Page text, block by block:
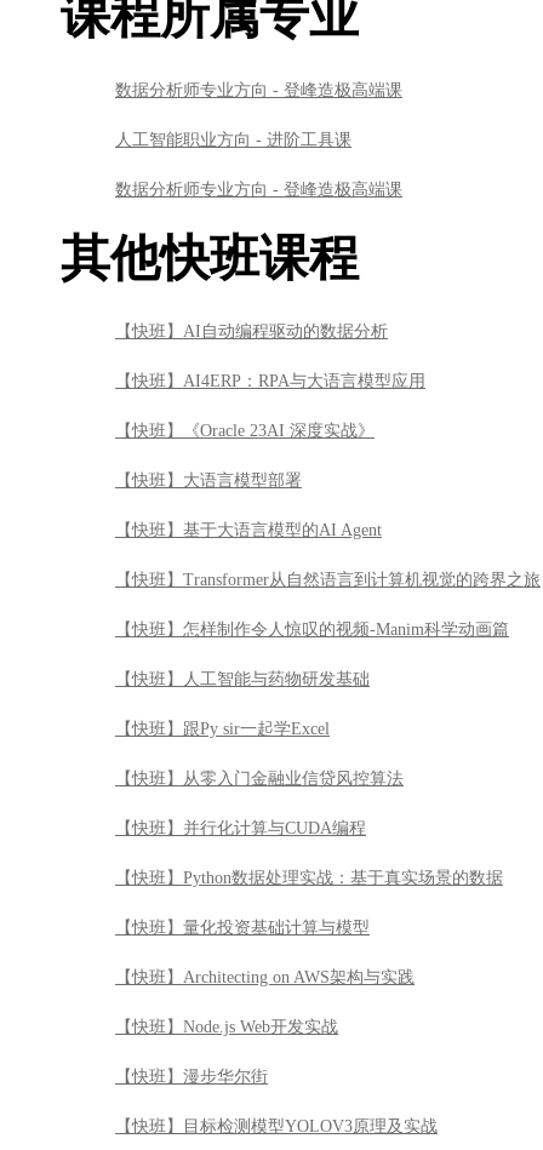
课程所属专业
数据分析师专业方向 - 登峰造极高端课
人工智能职业方向 - 进阶工具课
数据分析师专业方向 - 登峰造极高端课
其他快班课程
【快班】AI自动编程驱动的数据分析
【快班】AI4ERP：RPA与大语言模型应用
【快班】《Oracle 23AI 深度实战》
【快班】大语言模型部署
【快班】基于大语言模型的AI Agent
【快班】Transformer从自然语言到计算机视觉的跨界之旅
【快班】怎样制作令人惊叹的视频-Manim科学动画篇
【快班】人工智能与药物研发基础
【快班】跟Py sir一起学Excel
【快班】从零入门金融业信贷风控算法
【快班】并行化计算与CUDA编程
【快班】Python数据处理实战：基于真实场景的数据
【快班】量化投资基础计算与模型
【快班】Architecting on AWS架构与实践
【快班】Node.js Web开发实战
【快班】漫步华尔街
【快班】目标检测模型YOLOV3原理及实战